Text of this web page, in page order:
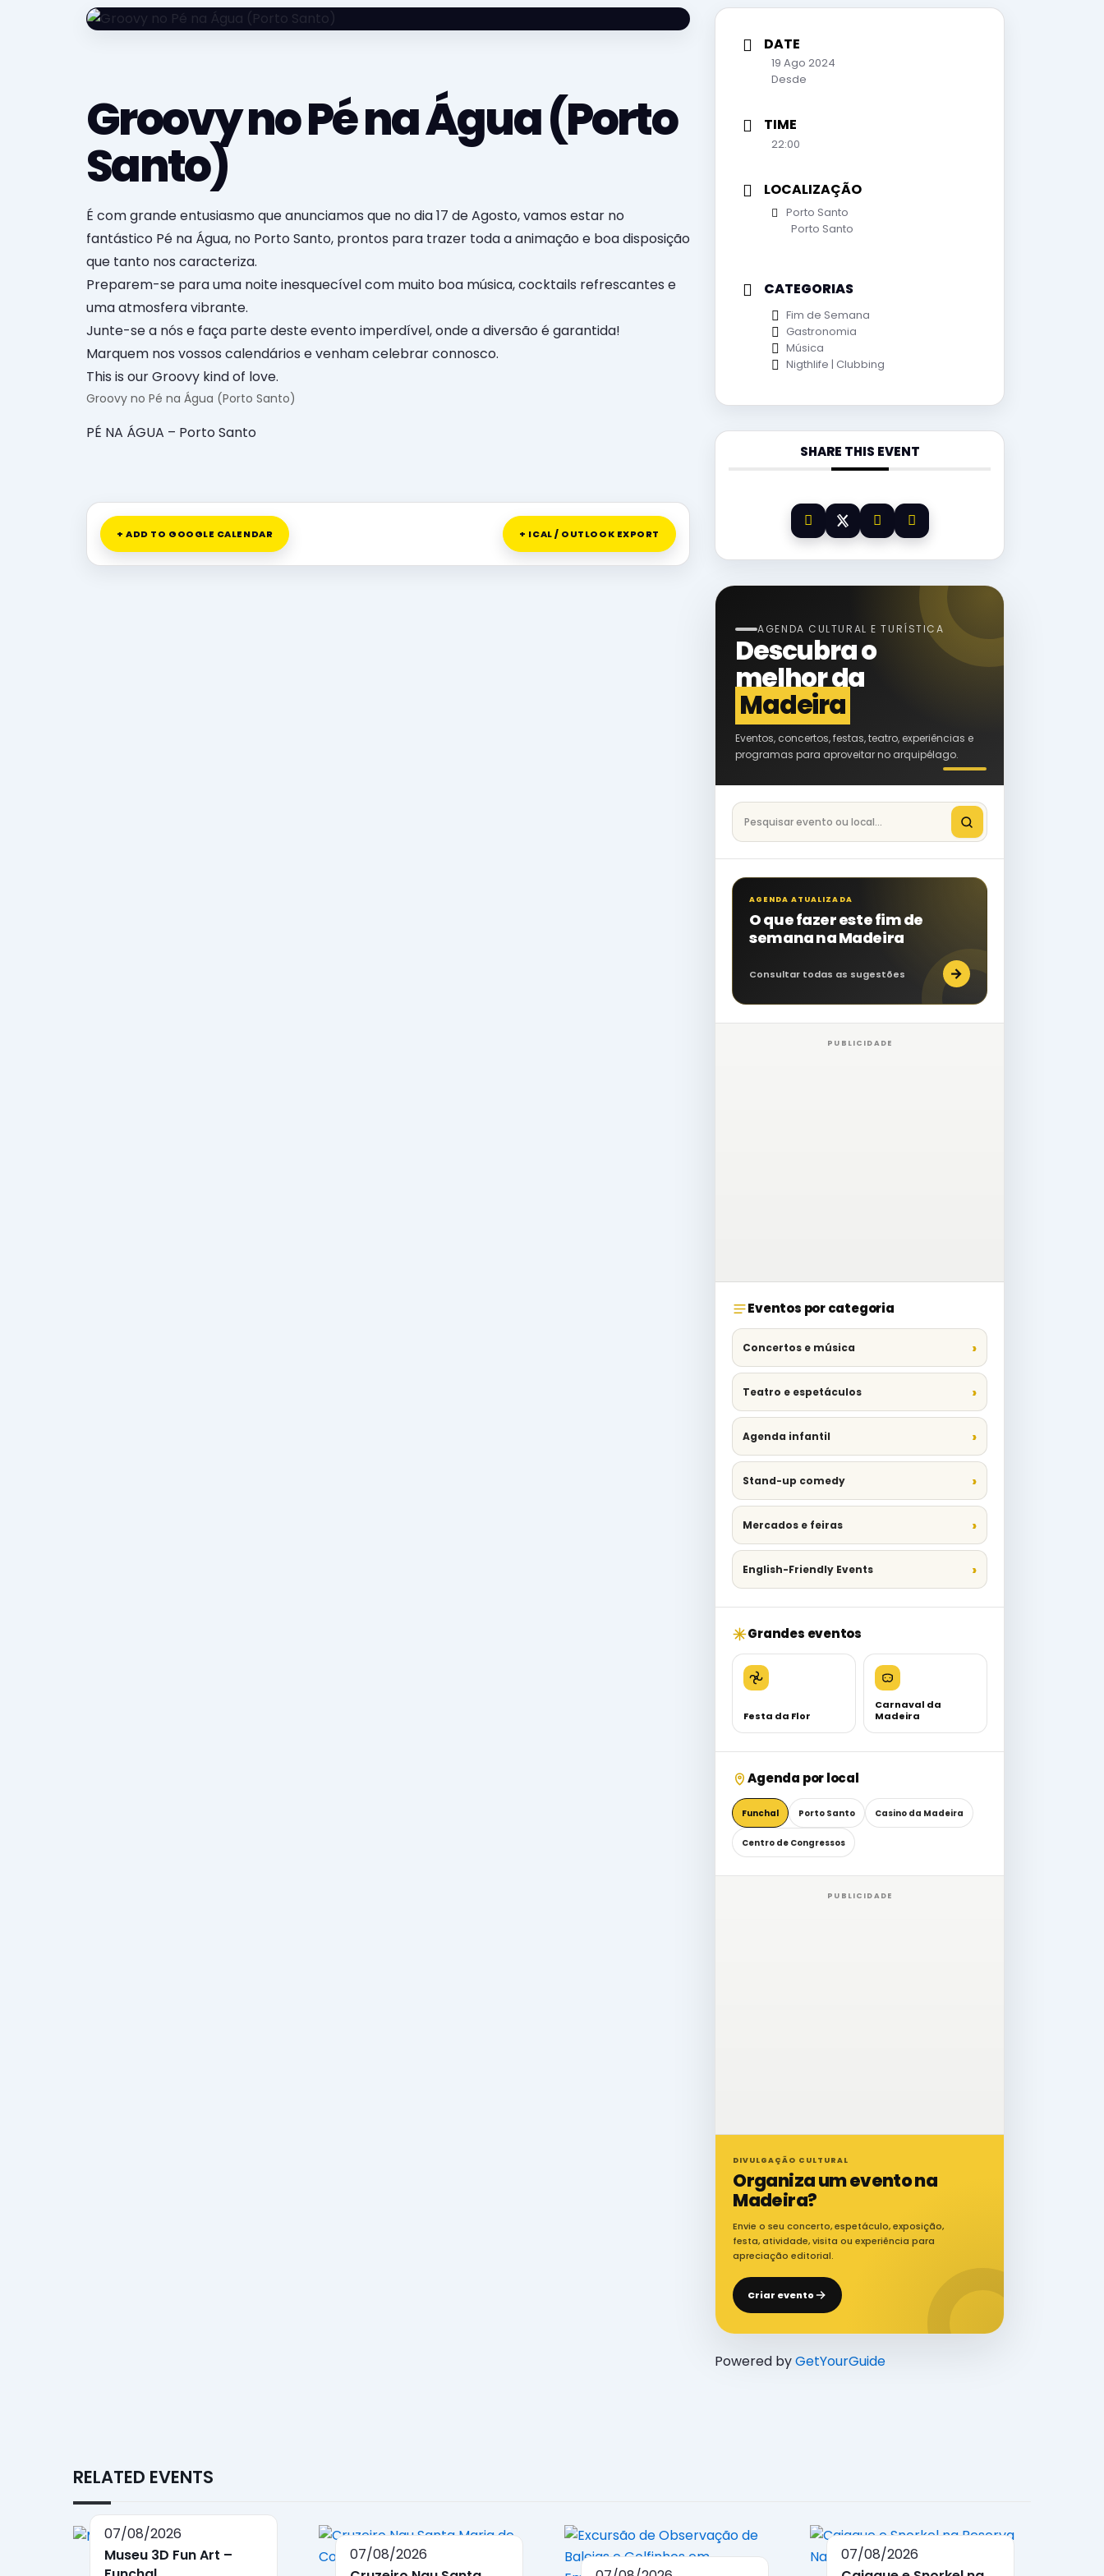
Groovy no Pé na Água (Porto
Santo)
É com grande entusiasmo que anunciamos que no dia 17 de Agosto, vamos estar no
fantástico Pé na Água, no Porto Santo, prontos para trazer toda a animação e boa disposição
que tanto nos caracteriza.
Preparem-se para uma noite inesquecível com muito boa música, cocktails refrescantes e
uma atmosfera vibrante.
Junte-se a nós e faça parte deste evento imperdível, onde a diversão é garantida!
Marquem nos vossos calendários e venham celebrar connosco.
This is our Groovy kind of love.
Groovy no Pé na Água (Porto Santo)
PÉ NA ÁGUA – Porto Santo
+ ADD TO GOOGLE CALENDAR + ICAL / OUTLOOK EXPORT
DATE
19 Ago 2024
Desde
TIME
22:00
LOCALIZAÇÃO
Porto Santo
Porto Santo
CATEGORIAS
Fim de Semana
Gastronomia
Música
Nigthlife | Clubbing
SHARE THIS EVENT
AGENDA CULTURAL E TURÍSTICA
Descubra o
melhor da
Madeira
Eventos, concertos, festas, teatro, experiências e
programas para aproveitar no arquipélago.
Pesquisar eventos na Madeira
AGENDA ATUALIZADA
O que fazer este fim de
semana na Madeira
Consultar todas as sugestões →
PUBLICIDADE
Eventos por categoria
Concertos e música
Teatro e espetáculos
Agenda infantil
Stand-up comedy
Mercados e feiras
English-Friendly Events
Grandes eventos
Festa da Flor
Carnaval da
Madeira
Agenda por local
Funchal Porto Santo Casino da Madeira
Centro de Congressos
PUBLICIDADE
DIVULGAÇÃO CULTURAL
Organiza um evento na
Madeira?
Envie o seu concerto, espetáculo, exposição,
festa, atividade, visita ou experiência para
apreciação editorial.
Criar evento
Powered byGetYourGuide
RELATED EVENTS
07/08/2026
Museu 3D Fun Art –
07/08/2026
07/08/2026